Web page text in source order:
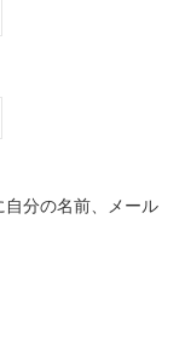
分の名前、メール